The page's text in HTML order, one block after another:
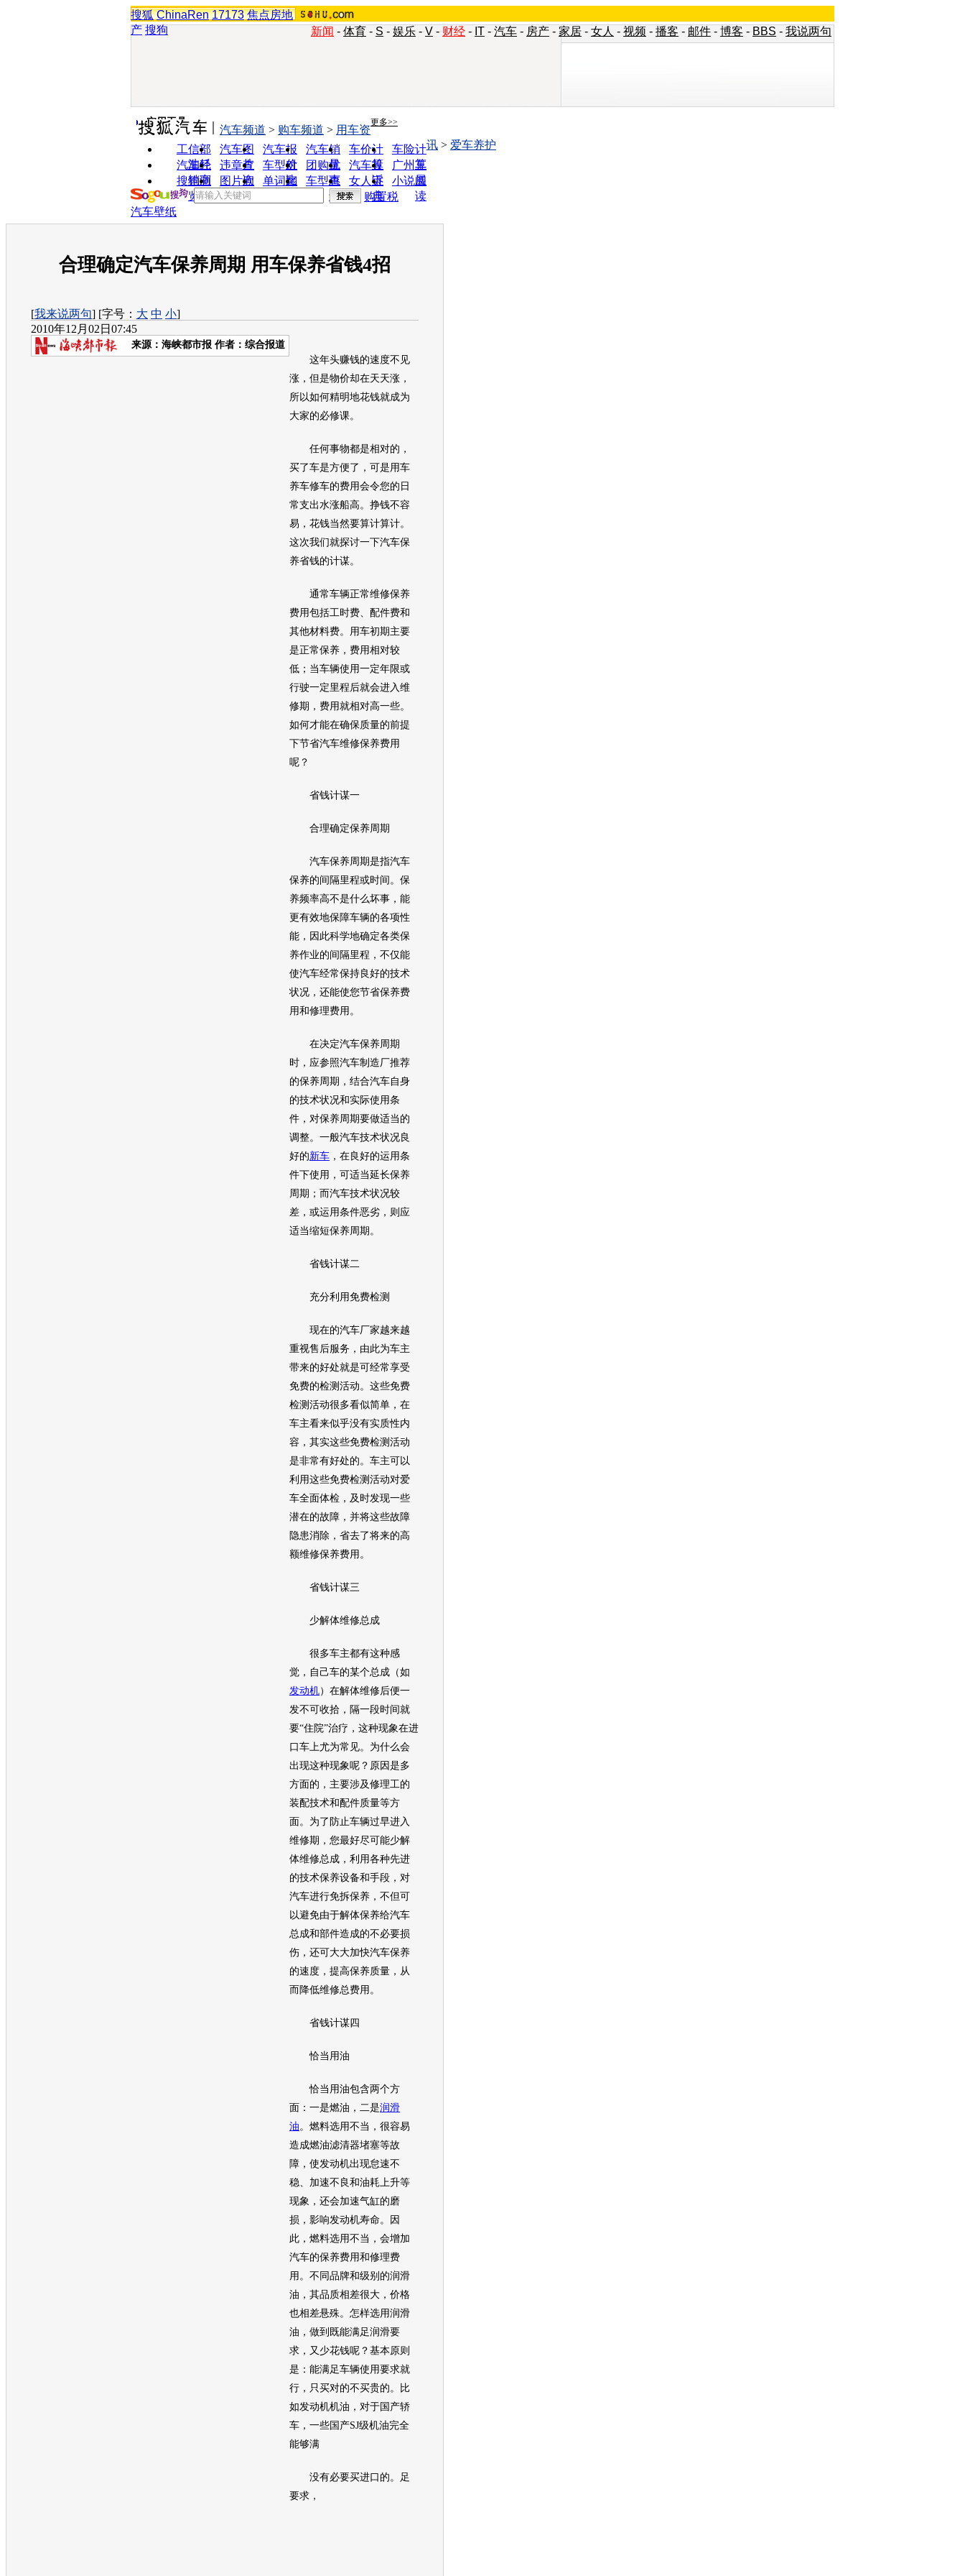
搜狐 ChinaRen 17173 焦点房地
产 搜狗 新闻 - 体育 - S - 娱乐 - V - 财经 - IT - 汽车 - 房产 - 家居 - 女人 - 视频 - 播客 - 邮件 - 博客 - BBS - 我说两句
实用工具 更多>>
工信部
油耗
汽车图
片
汽车报
价
汽车销
量
车价计
算
车险计
算
汽车经
销商
违章查
询
车型对
比
团购优
惠
汽车投
诉
广州车
展
搜狗浏
览器
图片欣
赏
单词翻
车型查
询
女人宝
典
小说阅
读
汽车频道 > 购车频道 > 用车资
讯 > 爱车养护
购置税
汽车壁纸
合理确定汽车保养周期 用车保养省钱4招
[我来说两句] [字号： 大 中 小]
2010年12月02日07:45
来源： 海峡都市报 作者：综合报道
这年头赚钱的速度不见
涨，但是物价却在天天涨，
所以如何精明地花钱就成为
大家的必修课。
任何事物都是相对的，
买了车是方便了，可是用车
养车修车的费用会令您的日
常支出水涨船高。挣钱不容
易，花钱当然要算计算计。
这次我们就探讨一下汽车保
养省钱的计谋。
通常车辆正常维修保养
费用包括工时费、配件费和
其他材料费。用车初期主要
是正常保养，费用相对较
低；当车辆使用一定年限或
行驶一定里程后就会进入维
修期，费用就相对高一些。
如何才能在确保质量的前提
下节省汽车维修保养费用
呢？
省钱计谋一
合理确定保养周期
汽车保养周期是指汽车
保养的间隔里程或时间。保
养频率高不是什么坏事，能
更有效地保障车辆的各项性
能，因此科学地确定各类保
养作业的间隔里程，不仅能
使汽车经常保持良好的技术
状况，还能使您节省保养费
用和修理费用。
在决定汽车保养周期
时，应参照汽车制造厂推荐
的保养周期，结合汽车自身
的技术状况和实际使用条
件，对保养周期要做适当的
调整。一般汽车技术状况良
好的新车 ，在良好的运用条
件下使用，可适当延长保养
周期；而汽车技术状况较
差，或运用条件恶劣，则应
适当缩短保养周期。
省钱计谋二
充分利用免费检测
现在的汽车厂家越来越
重视售后服务，由此为车主
带来的好处就是可经常享受
免费的检测活动。这些免费
检测活动很多看似简单，在
车主看来似乎没有实质性内
容，其实这些免费检测活动
是非常有好处的。车主可以
利用这些免费检测活动对爱
车全面体检，及时发现一些
潜在的故障，并将这些故障
隐患消除，省去了将来的高
额维修保养费用。
省钱计谋三
少解体维修总成
很多车主都有这种感
觉，自己车的某个总成（如
发动机）在解体维修后便一
发不可收拾，隔一段时间就
要“住院”治疗，这种现象在进
口车上尤为常见。为什么会
出现这种现象呢？原因是多
方面的，主要涉及修理工的
装配技术和配件质量等方
面。为了防止车辆过早进入
维修期，您最好尽可能少解
体维修总成，利用各种先进
的技术保养设备和手段，对
汽车进行免拆保养，不但可
以避免由于解体保养给汽车
总成和部件造成的不必要损
伤，还可大大加快汽车保养
的速度，提高保养质量，从
而降低维修总费用。
省钱计谋四
恰当用油
恰当用油包含两个方
面：一是燃油，二是润滑
油 。燃料选用不当，很容易
造成燃油滤清器堵塞等故
障，使发动机出现怠速不
稳、加速不良和油耗上升等
现象，还会加速气缸的磨
损，影响发动机寿命。因
此，燃料选用不当，会增加
汽车的保养费用和修理费
用。不同品牌和级别的润滑
油 ，其品质相差很大，价格
也相差悬殊。怎样选用润滑
油 ，做到既能满足润滑要
求，又少花钱呢？基本原则
是：能满足车辆使用要求就
行，只买对的不买贵的。比
如发动机机油，对于国产轿
车，一些国产SJ级机油完全
能够满
没有必要买进口的。足
要求，